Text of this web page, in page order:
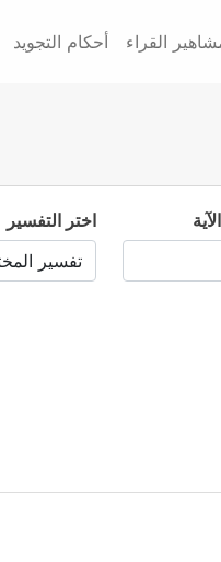
القراء أحكام التجويد
اختر التفسير